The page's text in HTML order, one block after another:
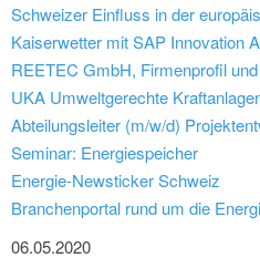
Schweizer Einfluss in der
Kaiserwetter mit SAP Innovation
REETEC GmbH, Firmenprofil
UKA Umweltgerechte
Abteilungsleiter (m/w/d)
Seminar: Energiespeicher
Energie-Newsticker Schweiz
Branchenportal rund um die
06.05.2020